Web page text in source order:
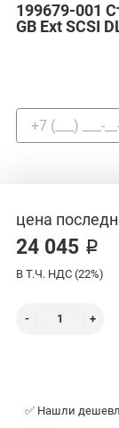
199679-001
GB Ext SCSI
цена
24 045 ₽
В Т.Ч. НДС (22%)
✅ Нашли